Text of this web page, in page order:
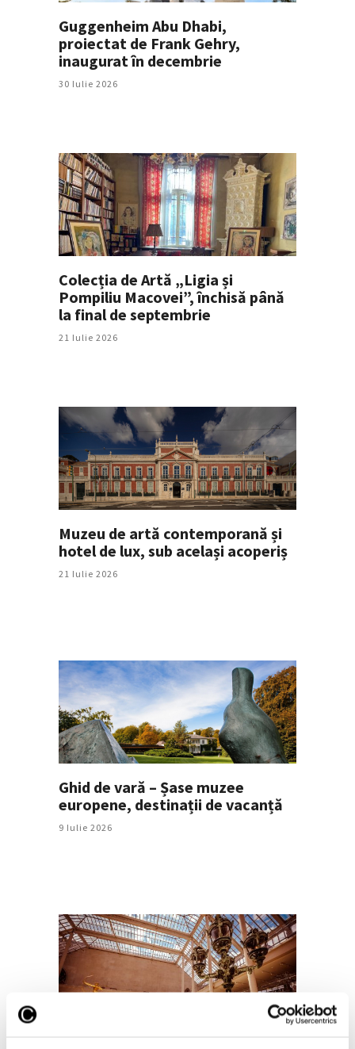
Guggenheim Abu Dhabi,
proiectat de Frank Gehry,
inaugurat în decembrie
30 Iulie 2026
Colecția de Artă „Ligia și
Pompiliu Macovei”, închisă până
la final de septembrie
21 Iulie 2026
Muzeu de artă contemporană și
hotel de lux, sub același acoperiș
21 Iulie 2026
Ghid de vară – Șase muzee
europene, destinații de vacanță
9 Iulie 2026